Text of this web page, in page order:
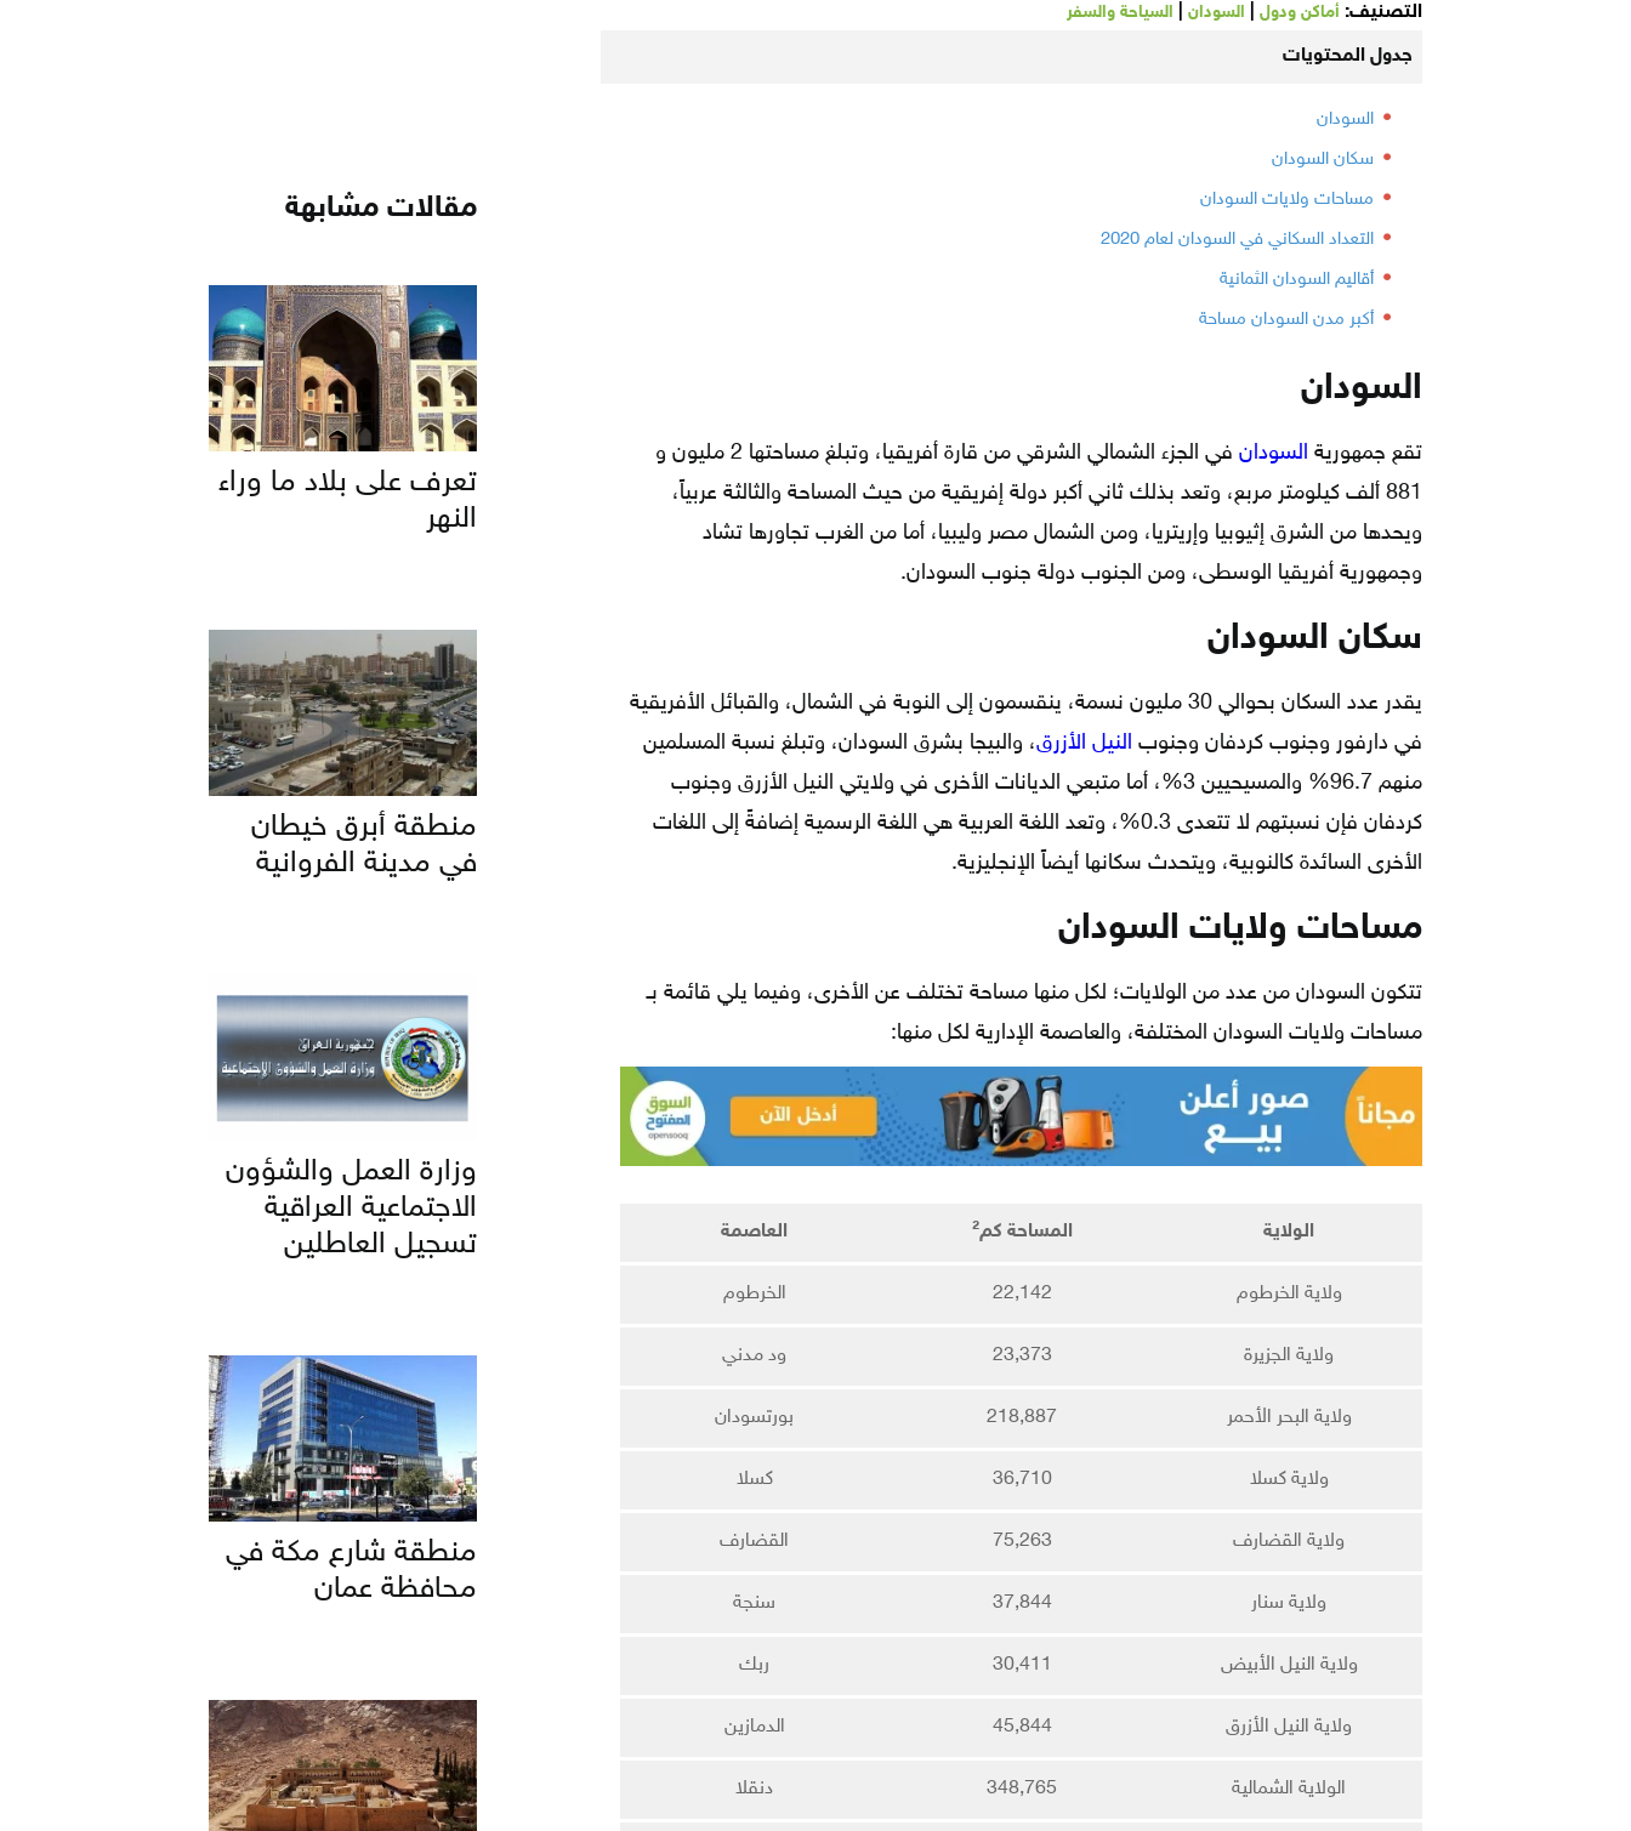
التصنيف: أماكن ودول السودان السياحة والسفر
جدول المحتويات
السودان
سكان السودان
مساحات ولايات السودان
التعداد السكاني في السودان لعام 2020
أقاليم السودان الثمانية
أكبر مدن السودان مساحة
السودان
تقع جمهورية السودان
في الجزء الشمالي الشرقي من قارة أفريقيا، وتبلغ مساحتها 2 مليون و
881 ألف كيلومتر مربع، وتعد بذلك ثاني أكبر دولة إفريقية من حيث المساحة والثالثة عربياً،
ويحدها من الشرق إثيوبيا وإريتريا، ومن الشمال مصر وليبيا، أما من الغرب تجاورها تشاد
وجمهورية أفريقيا الوسطى، ومن الجنوب دولة جنوب السودان.
سكان السودان
يقدر عدد السكان بحوالي 30 مليون نسمة، ينقسمون إلى النوبة في الشمال، والقبائل الأفريقية
في دارفور وجنوب كردفان وجنوب النيل الأزرق، والبيجا بشرق السودان، وتبلغ نسبة المسلمين
منهم 96.7% والمسيحيين 3%، أما متبعي الديانات الأخرى في ولايتي النيل الأزرق وجنوب
كردفان فإن نسبتهم لا تتعدى 0.3%، وتعد اللغة العربية هي اللغة الرسمية إضافةً إلى اللغات
الأخرى السائدة كالنوبية، ويتحدث سكانها أيضاً الإنجليزية.
مساحات ولايات السودان
تتكون السودان من عدد من الولايات؛ لكل منها مساحة تختلف عن الأخرى، وفيما يلي قائمة بـ
مساحات ولايات السودان المختلفة، والعاصمة الإدارية لكل منها:
الولاية المساحة كم² العاصمة
ولاية الخرطوم 22,142 الخرطوم
ولاية الجزيرة 23,373 ود مدني
ولاية البحر الأحمر 218,887 بورتسودان
ولاية كسلا 36,710 كسلا
ولاية القضارف 75,263 القضارف
ولاية سنار 37,844 سنجة
ولاية النيل الأبيض 30,411 ربك
ولاية النيل الأزرق 45,844 الدمازين
الولاية الشمالية 348,765 دنقلا
مقالات مشابهة
تعرف على بلاد ما وراء
النهر
منطقة أبرق خيطان
في مدينة الفروانية
وزارة العمل والشؤون
الاجتماعية العراقية
تسجيل العاطلين
منطقة شارع مكة في
محافظة عمان